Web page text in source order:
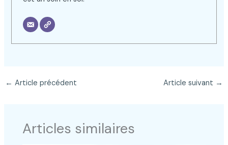
← Article précédent Article suivant →
Articles similaires